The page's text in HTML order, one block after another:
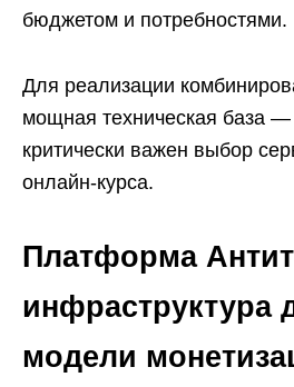
бюджетом и потребностями.
Для реализации
мощная техническая база
критически важен выбор
онлайн-курса.
Платформа
инфраструктура
модели